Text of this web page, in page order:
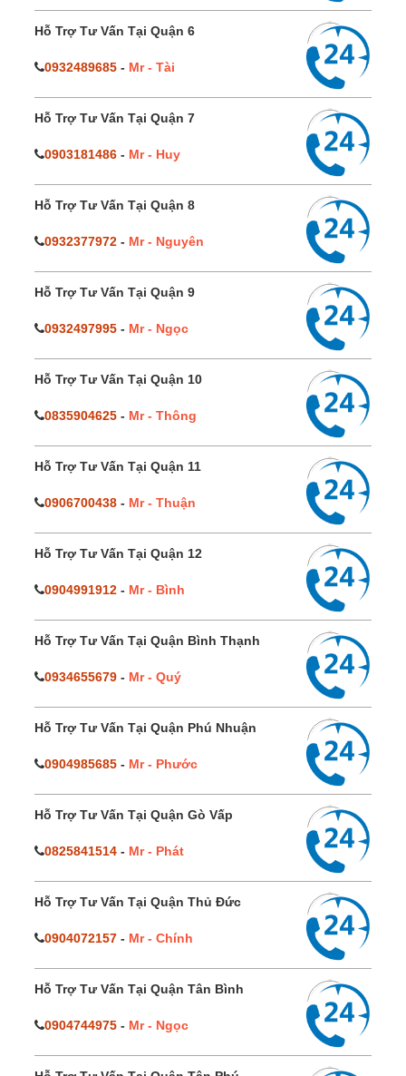
Hỗ Trợ Tư Vấn Tại Quận 6
0932489685 - Mr - Tài
Hỗ Trợ Tư Vấn Tại Quận 7
0903181486 - Mr - Huy
Hỗ Trợ Tư Vấn Tại Quận 8
0932377972 - Mr - Nguyên
Hỗ Trợ Tư Vấn Tại Quận 9
0932497995 - Mr - Ngọc
Hỗ Trợ Tư Vấn Tại Quận 10
0835904625 - Mr - Thông
Hỗ Trợ Tư Vấn Tại Quận 11
0906700438 - Mr - Thuận
Hỗ Trợ Tư Vấn Tại Quận 12
0904991912 - Mr - Bình
Hỗ Trợ Tư Vấn Tại Quận Bình Thạnh
0934655679 - Mr - Quý
Hỗ Trợ Tư Vấn Tại Quận Phú Nhuận
0904985685 - Mr - Phước
Hỗ Trợ Tư Vấn Tại Quận Gò Vấp
0825841514 - Mr - Phát
Hỗ Trợ Tư Vấn Tại Quận Thủ Đức
0904072157 - Mr - Chính
Hỗ Trợ Tư Vấn Tại Quận Tân Bình
0904744975 - Mr - Ngọc